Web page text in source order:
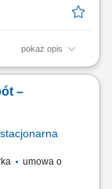
pokaż opis
częściowych,
dystrybucja;
–
stacjonarna
umowa o